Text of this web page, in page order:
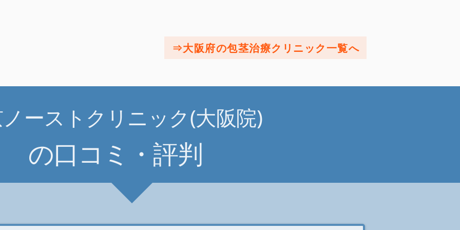
大阪府の包茎治療クリニック一覧へ
ーストクリニック(大阪院)
の口コミ・評判